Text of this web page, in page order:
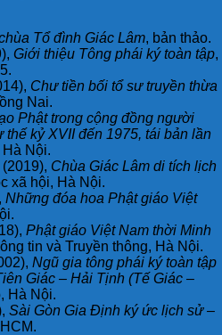
Tổ đình Giác Lâm, bản thảo.
Giới thiệu Tông phái ký toàn tập,
Chư tiền bối tổ sư truyền thừa
Nai.
Phật trong cộng đồng người
thế kỷ XVII đến 1975, tái bản lần
Nội.
Chùa Giác Lâm di tích lịch
xã hội, Hà Nội.
Những đóa hoa Phật giáo Việt
Phật giáo Việt Nam thời Minh
tin và Truyền thông, Hà Nội.
Ngũ gia tông phái ký toàn tập
Giác – Hải Tịnh (Tế Giác –
Hà Nội.
Sài Gòn Gia Định ký ức lịch sử –